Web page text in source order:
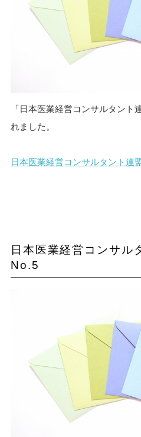
「日本医業経営コンサルタン
れました。
日本医業経営コンサルタント連
日本医業経営コンサル
No.5